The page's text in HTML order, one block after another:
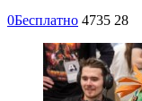
0Бесплатно 4735 28